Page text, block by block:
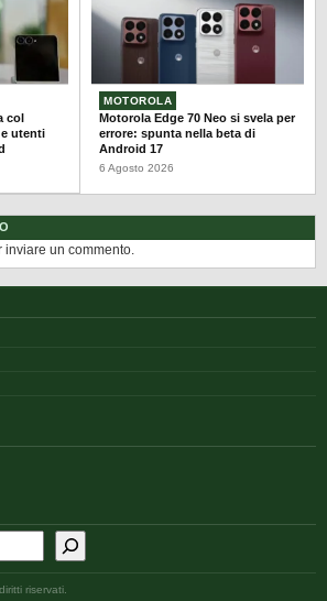
col
utenti
MOTOROLA
Motorola Edge 70 Neo si svela per
errore: spunta nella beta di
Android 17
6 Agosto 2026
inviare un commento.
riservati.